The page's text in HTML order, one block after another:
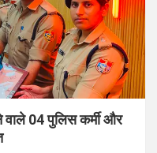
वाले 04 पुलिस कर्मी और